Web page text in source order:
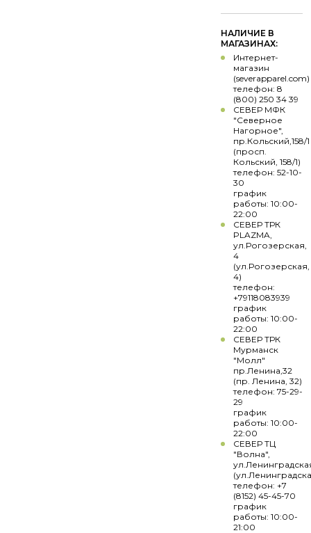
НАЛИЧИЕ В
МАГАЗИНАХ:
Интернет-
магазин
(severapparel.com)
телефон: 8
(800) 250 34 39
СЕВЕР МФК
"Северное
Нагорное",
пр.Кольский,158/1
(просп.
Кольский, 158/1)
телефон: 52-10-
30
график
работы: 10:00-
22:00
СЕВЕР ТРК
PLAZMA,
ул.Рогозерская,
4
(ул.Рогозерская,
4)
телефон:
+79118083939
график
работы: 10:00-
22:00
СЕВЕР ТРК
Мурманск
"Молл"
пр.Ленина,32
(пр. Ленина, 32)
телефон: 75-29-
29
график
работы: 10:00-
22:00
СЕВЕР ТЦ
"Волна",
телефон: +7
(8152) 45-45-70
график
работы: 10:00-
21:00